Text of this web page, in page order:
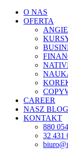
O NAS
OFERTA
CAREER
NASZ BLOG
KONTAKT
880
32 431